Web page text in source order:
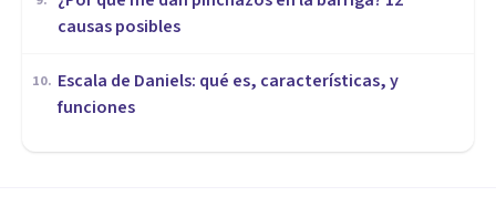
causas posibles
10. Escala de Daniels: qué es, características, y
funciones